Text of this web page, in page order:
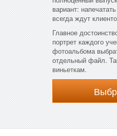
вариант:
всегда ждут
Главное
портрет каждого
фотоальбома
отдельный файл.
виньеткам.